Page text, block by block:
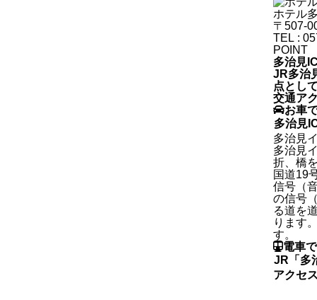
ホテル
〒507-
TEL :
POINT
多治見
JR多治
点とし
交通ア
お車
多治見
多治見
多治見
折、橋
国道19
信号（
の信号
る道を
ります
す。
電車
JR「多
アクセ